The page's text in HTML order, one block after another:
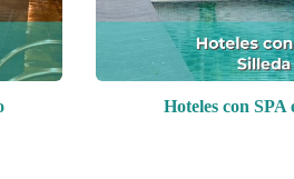
Hoteles con SPA